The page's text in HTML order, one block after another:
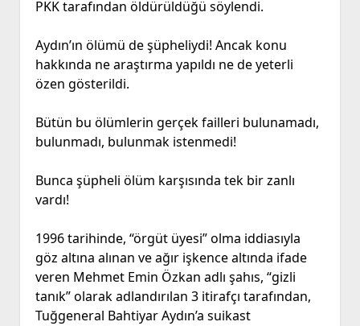
PKK tarafından öldürüldüğü söylendi.
Aydın’ın ölümü de şüpheliydi! Ancak konu
hakkında ne araştırma yapıldı ne de yeterli
özen gösterildi.
Bütün bu ölümlerin gerçek failleri bulunamadı,
bulunmadı, bulunmak istenmedi!
Bunca şüpheli ölüm karşısında tek bir zanlı
vardı!
1996 tarihinde, “örgüt üyesi” olma iddiasıyla
göz altına alınan ve ağır işkence altında ifade
veren Mehmet Emin Özkan adlı şahıs, “gizli
tanık” olarak adlandırılan 3 itirafçı tarafından,
Tuğgeneral Bahtiyar Aydın’a suikast